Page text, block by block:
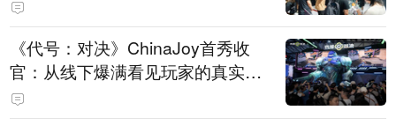
《代号：对决》ChinaJoy首秀收
官：从线下爆满看见玩家的真实期
待